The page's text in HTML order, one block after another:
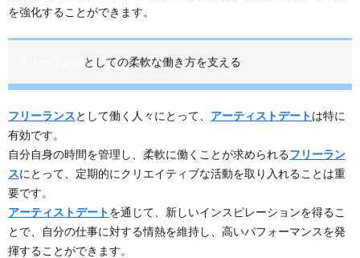
を強化することができます。
としての柔軟な働き方を支える
フリーランスとして働く人々にとって、 アーティストデートは特に
有効です。
自分自身の時間を管理し、柔軟に働くことが求められるフリーラン
スにとって、定期的にクリエイティブな活動を取り入れることは重
要です。
アーティストデートを通じて、新しいインスピレーションを得るこ
とで、自分の仕事に対する情熱を維持し、高いパフォーマンスを発
揮することができます。